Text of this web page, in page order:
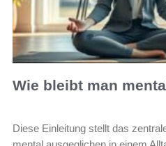
Wie bleibt man
Diese Einleitung stellt das